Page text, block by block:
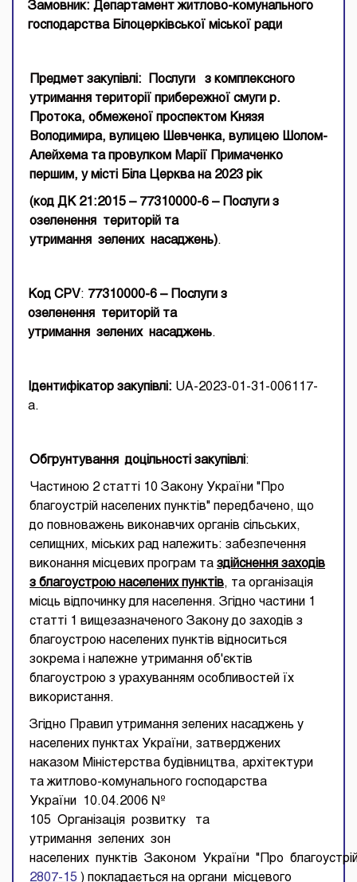
Замовник: Департамент житлово-комунального
господарства Білоцерківської міської ради
Предмет закупівлі: Послуги з комплексного
утримання території
прибережної смуги р.
Протока, обмеженої проспектом Князя
Володимира, вулицею Шевченка, вулицею Шолом-
Алейхемата провулком Марії
Примаченко
першим, у місті Біла Церква на 2023 рік
(код ДК 21:2015 – 77310000-6 – Послуги з
озеленення
територій та
утримання
зелених насаджень).
Код СРV: 77310000-6 – Послуги з
озеленення
територій та
утримання
зелених насаджень.
Ідентифікатор закупівлі: UA-2023-01-31-006117-
a.
Обгрунтування доцільності закупівлі :
Частиною 2 статті 10 Закону України "Про
благоустрій населених пунктів" передбачено, що
до повноважень виконавчих органів сільських,
селищних, міських рад належить: забезпечення
виконання місцевих програм та здійснення заходів
з благоустрою населених пунктів, та організація
місць відпочинку для населення. Згідно частини 1
статті 1 вищезазначеного Закону до заходів з
благоустрою населених пунктів відноситься
зокрема і належне утримання об'єктів
благоустрою з урахуванням особливостей їх
використання.
Згідно Правил утримання зелених насаджень у
населених пунктах України, затверджених
наказом Міністерства будівництва, архітектури
та житлово-комунального господарства
України 10.04.2006 №
105 Організація розвитку та
утримання зелених зон
населених пунктів Законом України "Про
2807-15 ) покладається на органи місцевого